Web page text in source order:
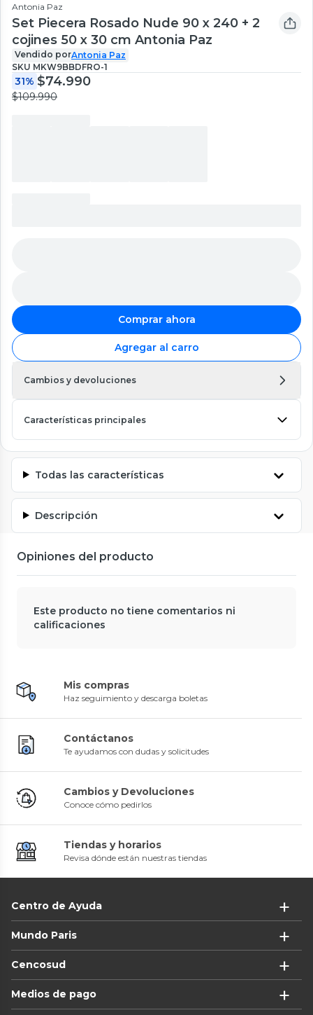
Antonia Paz
Set Piecera Rosado Nude 90 x 240 + 2
cojines 50 x 30 cm Antonia Paz
Vendido porAntonia Paz
SKU MKW9BBDFRO-1
31% $74.990
$109.990
Comprar ahora
Agregar al carro
Cambios y devoluciones
Características principales
Todas las características
Descripción
Opiniones del producto
Este producto no tiene comentarios ni
calificaciones
Mis compras
Haz seguimiento y descarga boletas
Contáctanos
Te ayudamos con dudas y solicitudes
Cambios y Devoluciones
Conoce cómo pedirlos
Tiendas y horarios
Revisa dónde están nuestras tiendas
Centro de Ayuda
Mundo Paris
Cencosud
Medios de pago